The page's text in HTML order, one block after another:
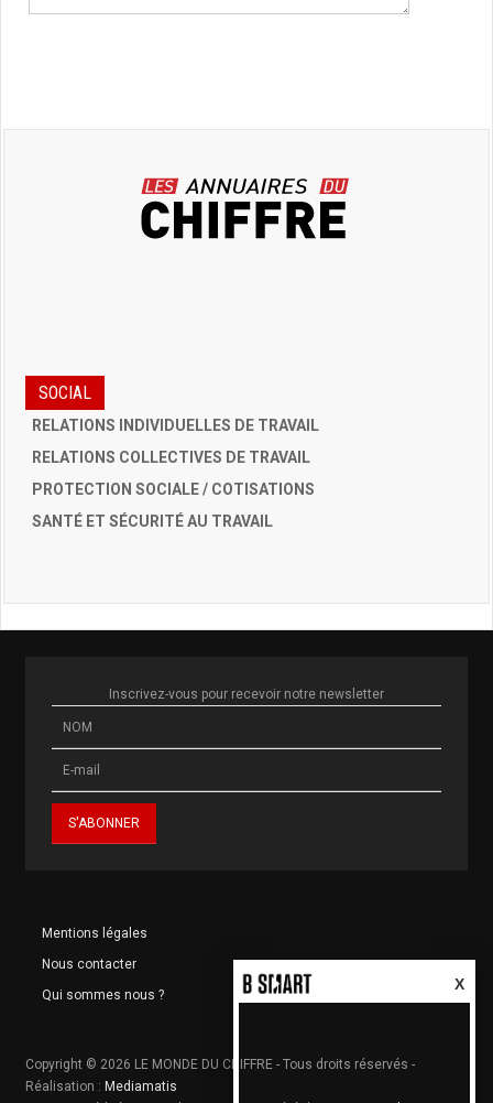
SOCIAL
RELATIONS INDIVIDUELLES DE TRAVAIL
RELATIONS COLLECTIVES DE TRAVAIL
PROTECTION SOCIALE / COTISATIONS
SANTÉ ET SÉCURITÉ AU TRAVAIL
Inscrivez-vous pour recevoir notre newsletter
Mentions légales
Nous contacter
Qui sommes nous ?
Copyright © 2026 LE MONDE DU CHIFFRE - Tous droits réservés -
Réalisation : Mediamatis
X